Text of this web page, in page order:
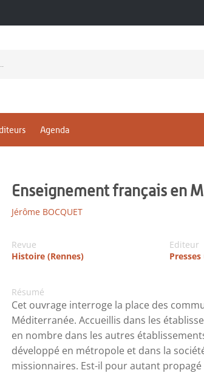
Agenda
Enseignement français en
Jérôme BOCQUET
Revue
Histoire (Rennes)
Editeur
Résumé
Cet ouvrage interroge la place des
Méditerranée. Accueillis dans les
en nombre dans les autres
développé en métropole et dans la
missionnaires. Est-il pour autant